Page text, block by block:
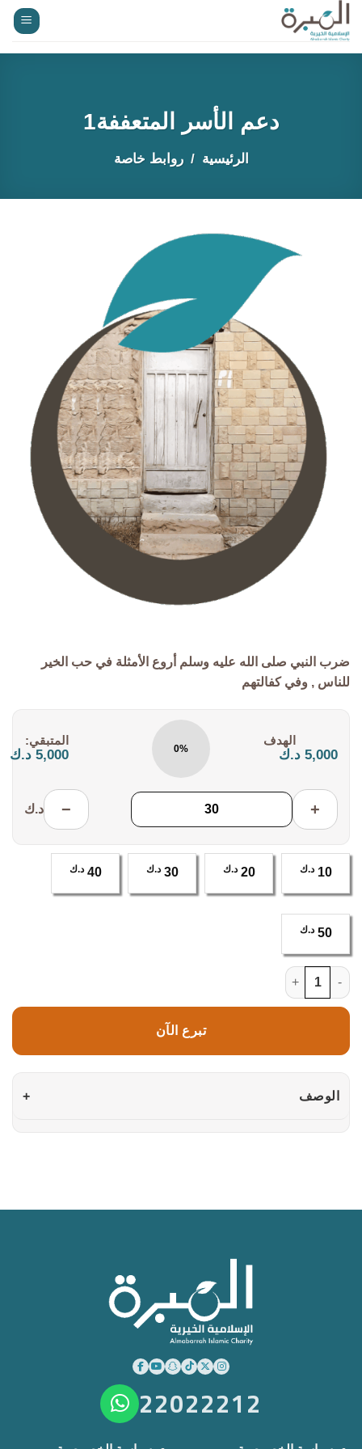
تخطي
للمحتوى
دعم الأسر المتعففة1
الرئيسية روابط خاصة
ضرب النبي صلى الله عليه وسلم أروع الأمثلة في حب الخير
للناس , وفي كفالتهم
5,000 د.ك 0%
المتبقي:
5,000 د.ك
+
− د.ك
10 د.ك 20 د.ك 30 د.ك 40 د.ك
50 د.ك
كمية دعم الأسر المتعففة1
تبرع الآن
الوصف +
22022212